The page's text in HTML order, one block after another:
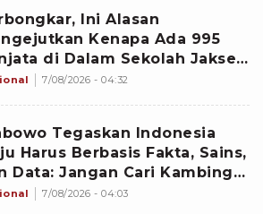
Ini Alasan
Kenapa Ada 995
di Dalam Sekolah Jaksel
2020
7/08/2026 - 04:32
Tegaskan Indonesia
Harus Berbasis Fakta, Sains,
Data: Jangan Cari Kambing
7/08/2026 - 04:03